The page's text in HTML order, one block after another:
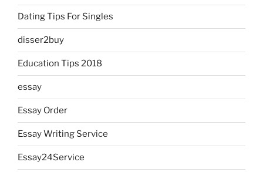
Dating Tips For Singles
disser2buy
Education Tips 2018
essay
Essay Order
Essay Writing Service
Essay24Service